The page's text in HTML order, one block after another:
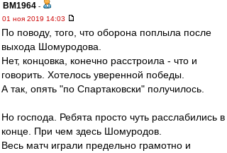
BM1964 -
01 ноя 2019 14:03
По поводу, того, что оборона поплыла после
выхода Шомуродова.
Нет, концовка, конечно расстроила - что и
говорить. Хотелось уверенной победы.
А так, опять "по Спартаковски" получилось.
Но господа. Ребята просто чуть расслабились в
конце. При чем здесь Шомуродов.
Весь матч играли предельно грамотно и